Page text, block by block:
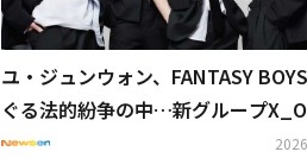
ユ・ジュンウォン、FANTASY
ぐる法的紛争の中…新グループ
日本で活動